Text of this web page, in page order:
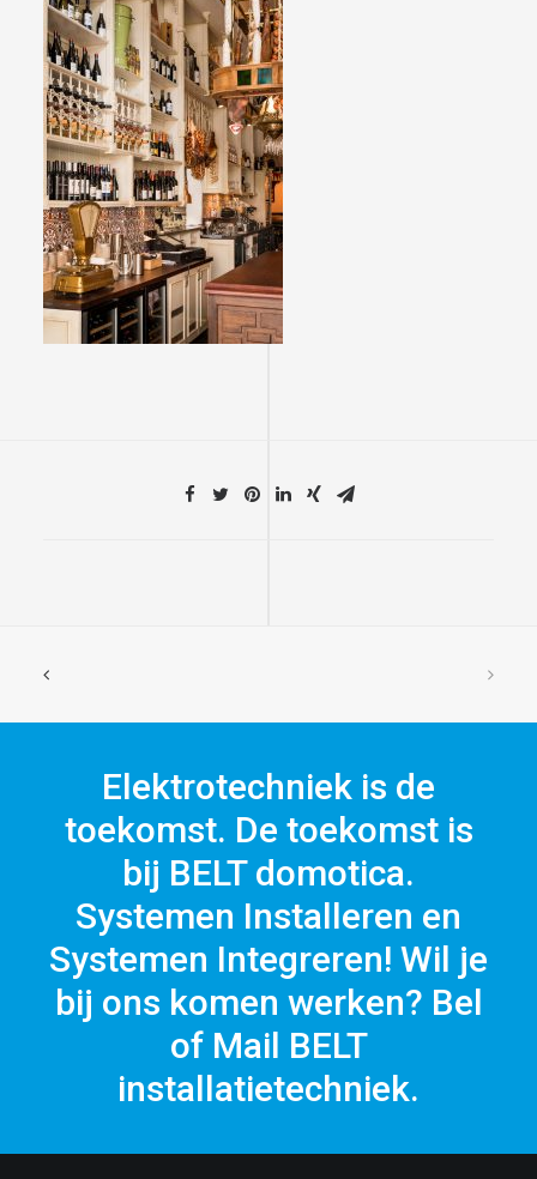
Elektrotechniek is de
toekomst. De toekomst is
bij BELT domotica.
Systemen Installeren en
Systemen Integreren! Wil je
bij ons komen werken? Bel
of Mail BELT
installatietechniek.